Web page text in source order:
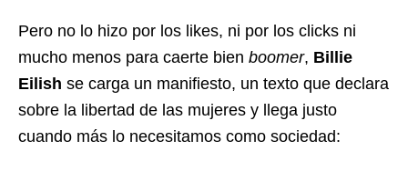
Pero no lo hizo por los likes, ni por los clicks ni
mucho menos para caerte bien boomer, Billie
Eilish se carga un manifiesto, un texto que declara
sobre la libertad de las mujeres y llega justo
cuando más lo necesitamos como sociedad: